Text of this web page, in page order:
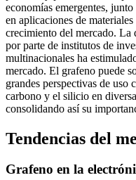
economías emergentes,
en aplicaciones de
crecimiento del mercado. La
por parte de institutos de
multinacionales ha
mercado. El grafeno puede
grandes perspectivas de uso
carbono y el silicio en
consolidando así su
Tendencias del
Grafeno en la